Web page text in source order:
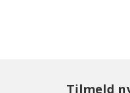
Tilmeld